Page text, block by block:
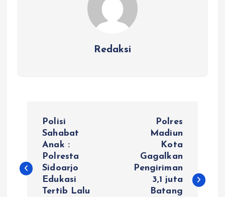
Redaksi
v
Polisi
Sahabat
Anak :
Polresta
Sidoarjo
Edukasi
Tertib Lalu
Polres
Madiun
Kota
Gagalkan
Pengiriman
3,1 juta
Batang